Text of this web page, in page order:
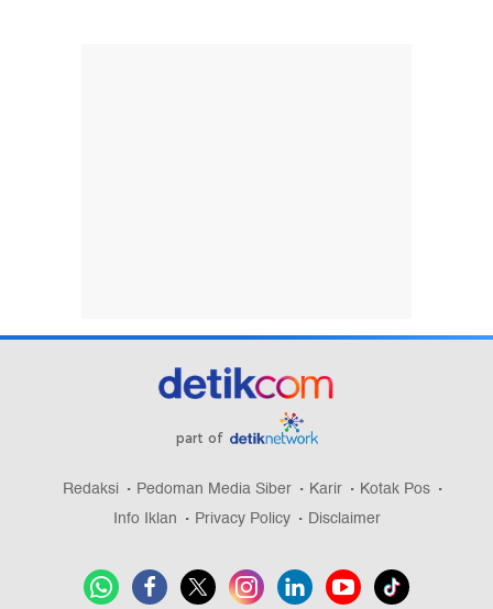
part of
Redaksi Pedoman Media Siber Karir
Kotak Pos
Info Iklan
Privacy Policy Disclaimer